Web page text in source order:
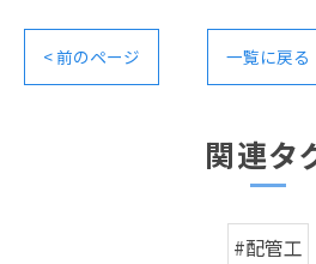
< 前のページ 一覧に戻る
関連タ
#配管工